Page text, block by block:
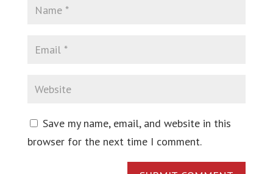
Save my name, email, and website in this
browser for the next time I comment.